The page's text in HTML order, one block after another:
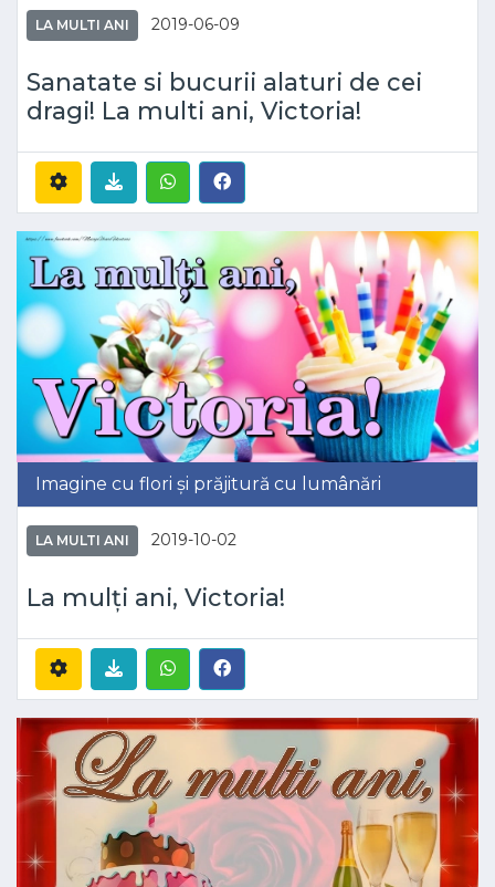
LA MULTI ANI 2019-06-09
Sanatate si bucurii alaturi de cei
dragi! La multi ani, Victoria!
Imagine cu flori și prăjitură cu lumânări
LA MULTI ANI 2019-10-02
La mulți ani, Victoria!